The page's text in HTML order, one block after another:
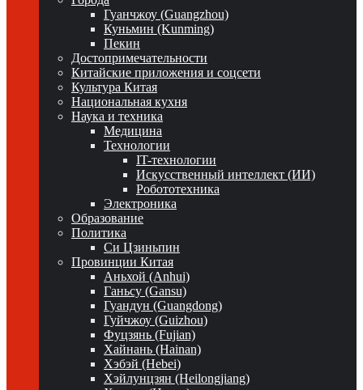
Гуанчжоу (Guangzhou)
Куньмин (Kunming)
Пекин
Достопримечательности
Китайские приложения и соцсети
Культура Китая
Национальная кухня
Наука и техника
Медицина
Технологии
IT-технологии
Искусственный интеллект (ИИ)
Робототехника
Электроника
Образование
Политика
Си Цзиньпин
Провинции Китая
Аньхой (Anhui)
Ганьсу (Gansu)
Гуандун (Guangdong)
Гуйчжоу (Guizhou)
Фуцзянь (Fujian)
Хайнань (Hainan)
Хэбэй (Hebei)
Хэйлунцзян (Heilongjiang)